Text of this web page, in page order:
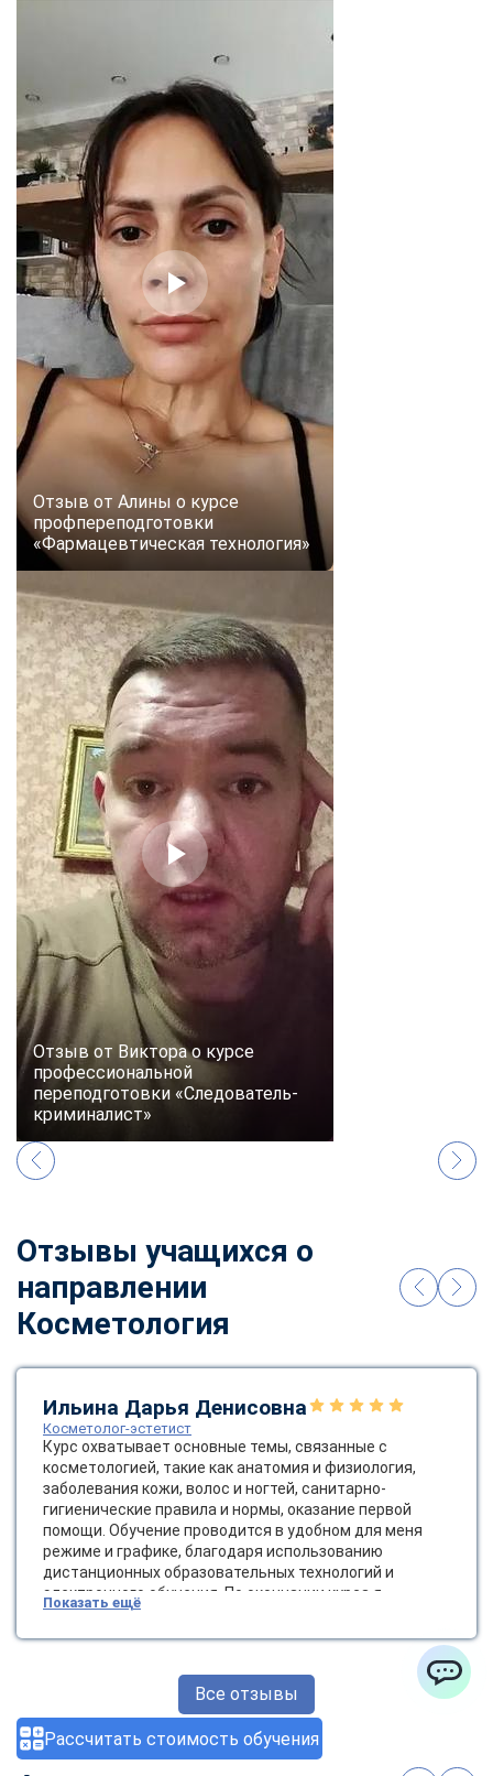
Рассчитать стоимость обучения
Отзыв от Алины о курсе
профпереподготовки
«Фармацевтическая технология»
Отзыв от Виктора о курсе
профессиональной
переподготовки «Следователь-
криминалист»
Отзывы учащихся о
направлении
Косметология
Ильина Дарья Денисовна
Косметолог-эстетист
Курс охватывает основные темы, связанные с
косметологией, такие как анатомия и физиология,
заболевания кожи, волос и ногтей, санитарно-
гигиенические правила и нормы, оказание первой
помощи. Обучение проводится в удобном для меня
режиме и графике, благодаря использованию
дистанционных образовательных технологий и
электронного обучения. По окончании курса я
получила диплом государственного образца, который
позволяет мне работать косметологом-эстетистом.
Это открывает новые возможности для карьерного
роста и развития в сфере красоты и здоровья.
Показать ещё
Все отзывы
ChatApp
online
Мессенджеры
Свяжитесь с нами через любой удобный мессенджер!
Telegram
Vkontakte
Max
ChatApp